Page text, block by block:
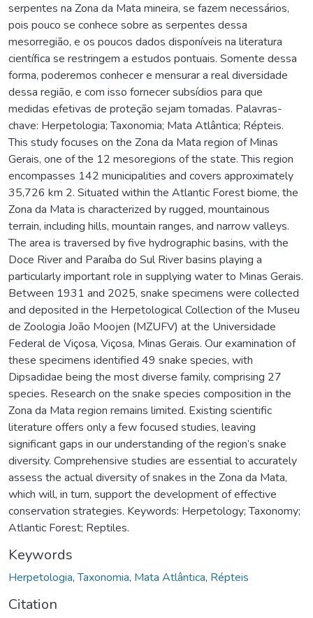
serpentes na Zona da Mata mineira, se fazem necessários,
pois pouco se conhece sobre as serpentes dessa
mesorregião, e os poucos dados disponíveis na literatura
científica se restringem a estudos pontuais. Somente dessa
forma, poderemos conhecer e mensurar a real diversidade
dessa região, e com isso fornecer subsídios para que
medidas efetivas de proteção sejam tomadas. Palavras-
chave: Herpetologia; Taxonomia; Mata Atlântica; Répteis.
This study focuses on the Zona da Mata region of Minas
Gerais, one of the 12 mesoregions of the state. This region
encompasses 142 municipalities and covers approximately
35,726 km 2. Situated within the Atlantic Forest biome, the
Zona da Mata is characterized by rugged, mountainous
terrain, including hills, mountain ranges, and narrow valleys.
The area is traversed by five hydrographic basins, with the
Doce River and Paraíba do Sul River basins playing a
particularly important role in supplying water to Minas Gerais.
Between 1931 and 2025, snake specimens were collected
and deposited in the Herpetological Collection of the Museu
de Zoologia João Moojen (MZUFV) at the Universidade
Federal de Viçosa, Viçosa, Minas Gerais. Our examination of
these specimens identified 49 snake species, with
Dipsadidae being the most diverse family, comprising 27
species. Research on the snake species composition in the
Zona da Mata region remains limited. Existing scientific
literature offers only a few focused studies, leaving
significant gaps in our understanding of the region’s snake
diversity. Comprehensive studies are essential to accurately
assess the actual diversity of snakes in the Zona da Mata,
which will, in turn, support the development of effective
conservation strategies. Keywords: Herpetology; Taxonomy;
Atlantic Forest; Reptiles.
Keywords
Herpetologia,Taxonomia, Mata Atlântica, Répteis
Citation